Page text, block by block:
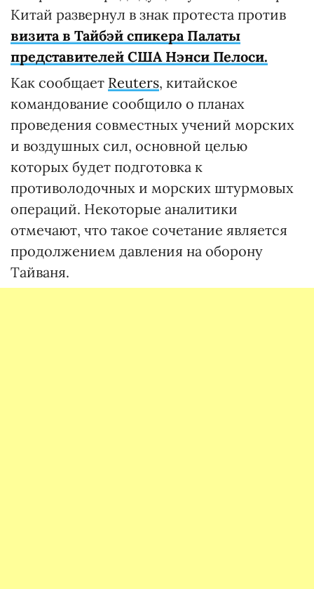
Китай развернул в знак протеста против
визита в Тайбэй спикера Палаты
представителей США Нэнси Пелоси.
Как сообщает Reuters, китайское
командование сообщило о планах
проведения совместных учений морских
и воздушных сил, основной целью
которых будет подготовка к
противолодочных и морских штурмовых
операций. Некоторые аналитики
отмечают, что такое сочетание является
продолжением давления на оборону
Тайваня.